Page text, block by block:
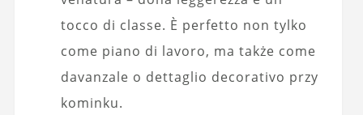
tocco di classe. È perfetto non tylko
come piano di lavoro, ma także come
davanzale o dettaglio decorativo przy
kominku.